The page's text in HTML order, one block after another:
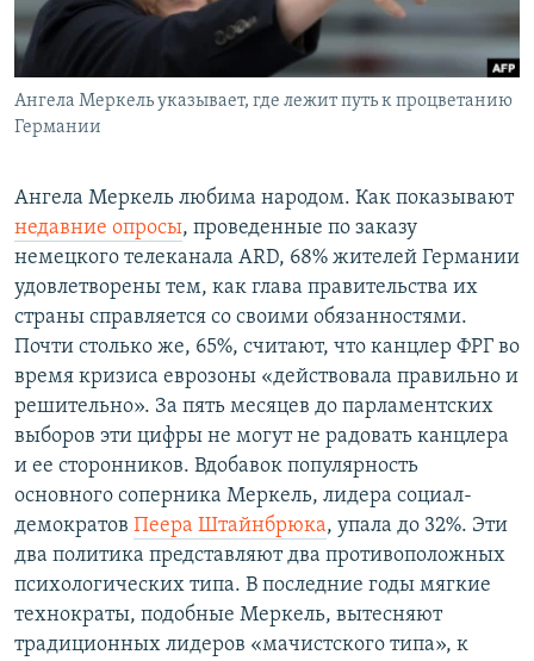
Հայերեն
English
Русский
Все сайты Радио Азатутюн
Ангела Меркель указывает, где лежит путь к процветанию
Германии
Ангела Меркель любима народом. Как показывают
недавние опросы, проведенные по заказу
немецкого телеканала ARD, 68% жителей Германии
удовлетворены тем, как глава правительства их
страны справляется со своими обязанностями.
Почти столько же, 65%, считают, что канцлер ФРГ во
время кризиса еврозоны «действовала правильно и
решительно». За пять месяцев до парламентских
выборов эти цифры не могут не радовать канцлера
и ее сторонников. Вдобавок популярность
основного соперника Меркель, лидера социал-
демократов Пеера Штайнбрюка, упала до 32%. Эти
два политика представляют два противоположных
психологических типа. В последние годы мягкие
технократы, подобные Меркель, вытесняют
традиционных лидеров «мачистского типа», к